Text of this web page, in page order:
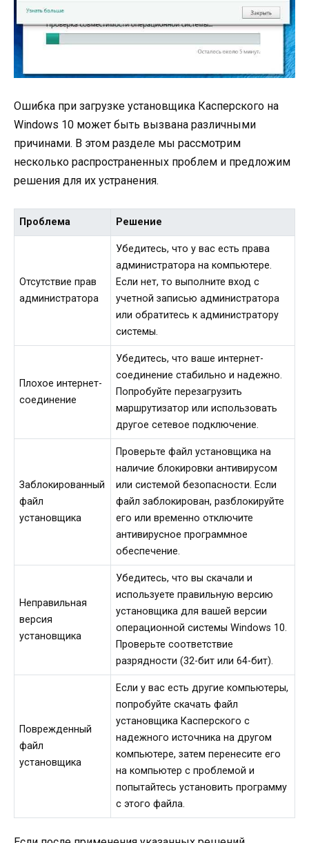
Ошибка при загрузке установщика Касперского на
Windows 10 может быть вызвана различными
причинами. В этом разделе мы рассмотрим
несколько распространенных проблем и предложим
решения для их устранения.
Проблема Решение
Отсутствие прав
администратора
Убедитесь, что у вас есть права
администратора на компьютере.
Если нет, то выполните вход с
учетной записью администратора
или обратитесь к администратору
системы.
Плохое интернет-
соединение
Убедитесь, что ваше интернет-
соединение стабильно и надежно.
Попробуйте перезагрузить
маршрутизатор или использовать
другое сетевое подключение.
Заблокированный
файл
установщика
Проверьте файл установщика на
наличие блокировки антивирусом
или системой безопасности. Если
файл заблокирован, разблокируйте
его или временно отключите
антивирусное программное
обеспечение.
Неправильная
версия
установщика
Убедитесь, что вы скачали и
используете правильную версию
установщика для вашей версии
операционной системы Windows 10.
Проверьте соответствие
разрядности (32-бит или 64-бит).
Поврежденный
файл
установщика
Если у вас есть другие компьютеры,
попробуйте скачать файл
установщика Касперского с
надежного источника на другом
компьютере, затем перенесите его
на компьютер с проблемой и
попытайтесь установить программу
с этого файла.